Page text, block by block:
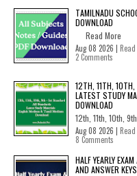
TAMILNADU
DOWNLOAD
Read More
Aug 08 2026 |
2 Comments
12TH, 11TH,
LATEST STUDY
DOWNLOAD
12th, 11th, 10th,
Aug 08 2026 |
8 Comments
HALF YEARLY
AND ANSWER